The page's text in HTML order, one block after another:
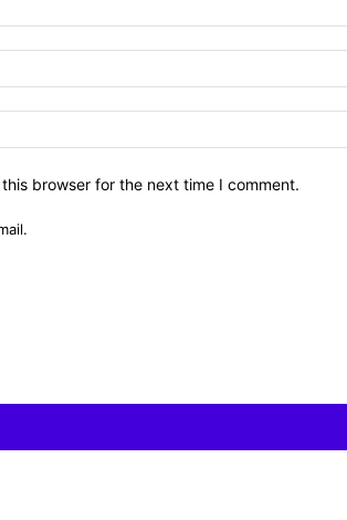
browser for the next time I comment.